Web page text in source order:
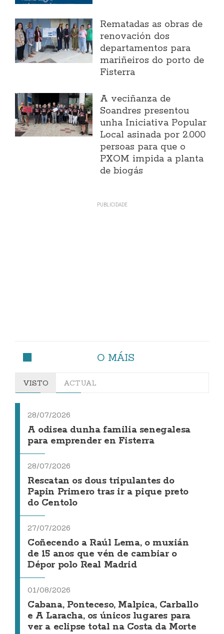
Rematadas as obras de
renovación dos
departamentos para
mariñeiros do porto de
Fisterra
A veciñanza de
Soandres presentou
unha Iniciativa Popular
Local asinada por 2.000
persoas para que o
PXOM impida a planta
de biogás
O MÁIS
VISTO ACTUAL
28/07/2026
A odisea dunha familia senegalesa
para emprender en Fisterra
28/07/2026
Rescatan os dous tripulantes do
Papin Primero tras ir a pique preto
do Centolo
27/07/2026
Coñecendo a Raúl Lema, o muxián
de 15 anos que vén de cambiar o
Dépor polo Real Madrid
01/08/2026
Cabana, Ponteceso, Malpica, Carballo
e A Laracha, os únicos lugares para
ver a eclipse total na Costa da Morte